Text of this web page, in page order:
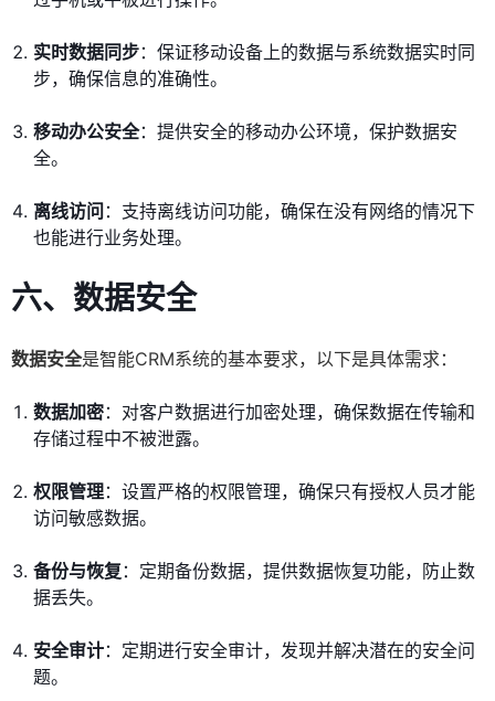
实时数据同步：保证移动设备上的数据与系统数据实时同
步，确保信息的准确性。
移动办公安全：提供安全的移动办公环境，保护数据安
全。
离线访问 ：支持离线访问功能，确保在没有网络的情况下
也能进行业务处理。
六、数据安全
数据安全是智能CRM系统的基本要求，以下是具体需求：
数据加密：对客户数据进行加密处理，确保数据在传输和
存储过程中不被泄露。
权限管理：设置严格的权限管理，确保只有授权人员才能
访问敏感数据。
备份与恢复 ：定期备份数据，提供数据恢复功能，防止数
据丢失。
安全审计：定期进行安全审计，发现并解决潜在的安全问
题。